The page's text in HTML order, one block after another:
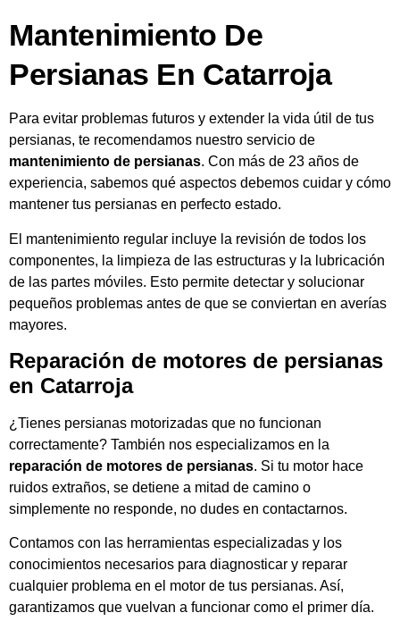
Mantenimiento De
Persianas En Catarroja
Para evitar problemas futuros y extender la vida útil de tus
persianas, te recomendamos nuestro servicio de
mantenimiento de persianas. Con más de 23 años de
experiencia, sabemos qué aspectos debemos cuidar y cómo
mantener tus persianas en perfecto estado.
El mantenimiento regular incluye la revisión de todos los
componentes, la limpieza de las estructuras y la lubricación
de las partes móviles. Esto permite detectar y solucionar
pequeños problemas antes de que se conviertan en averías
mayores.
Reparación de motores de persianas
en Catarroja
¿Tienes persianas motorizadas que no funcionan
correctamente? También nos especializamos en la
reparación de motores de persianas. Si tu motor hace
ruidos extraños, se detiene a mitad de camino o
simplemente no responde, no dudes en contactarnos.
Contamos con las herramientas especializadas y los
conocimientos necesarios para diagnosticar y reparar
cualquier problema en el motor de tus persianas. Así,
garantizamos que vuelvan a funcionar como el primer día.